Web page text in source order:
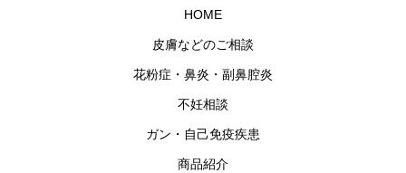
HOME
皮膚などのご相談
花粉症・鼻炎・副鼻腔炎
不妊相談
ガン・自己免疫疾患
商品紹介